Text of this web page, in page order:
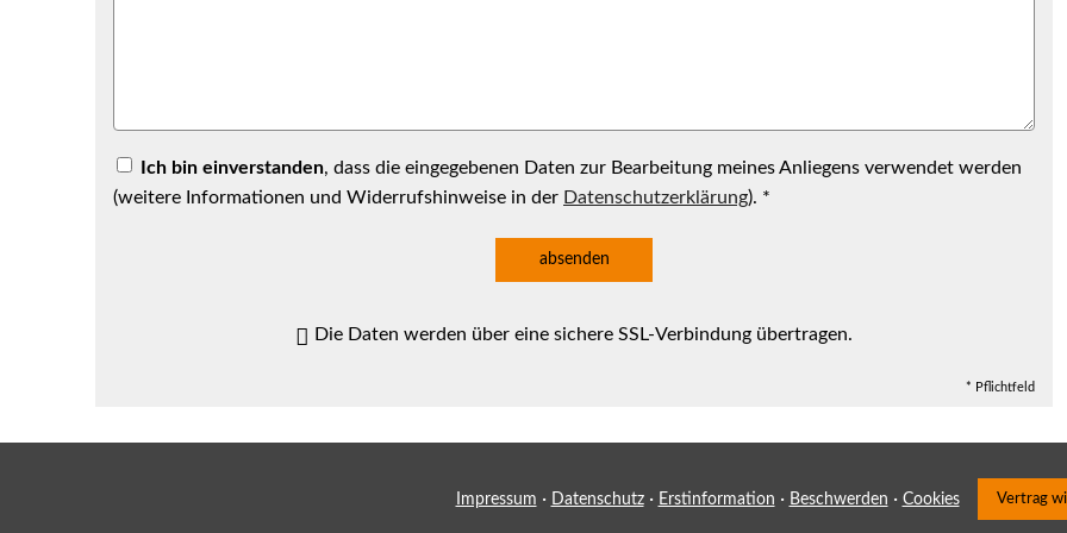
Ich bin einverstanden, dass die eingegebenen Daten zur Bearbeitung meines Anliegens verwendet werden
(weitere Informationen und Widerrufshinweise in der Datenschutzerklärung). *
absenden
Die Daten werden über eine sichere SSL-Verbindung übertragen.
* Pflichtfeld
Impressum · Datenschutz· Erstinformation · Beschwerden · Cookies Vertrag